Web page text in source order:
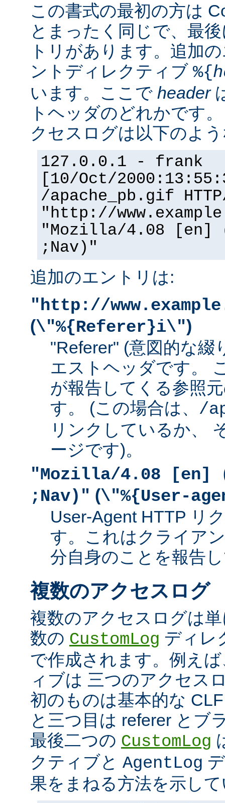
この書式の最初の方は
とまったく同じで、最
トリがあります。追加
ントディレクティブ %{
います。ここで header
トヘッダのどれかです
クセスログは以下のよ
127.0.0.1 - frank
[10/Oct/
/apache_pb.gif
"http://
"Mozilla/4.08 [en]
;Nav)"
追加のエントリは:
"http://
(\"%{Referer}i\")
"Referer" (意図的な綴
エストヘッダです。
が報告してくる参照
す。 (この場合は、 /
リンクしているか、
ージです)。
"Mozilla/4.08 [en]
;Nav)" (\"%{User-
User-Agent HTTP リ
す。これはクライア
分自身のことを報告
複数のアクセスログ
複数のアクセスログは
数の CustomLog ディレ
で作成されます。例え
ィブは 三つのアクセス
初のものは基本的な
と三つ目は referer とブ
最後二つの CustomLog
クティブと AgentLog
果をまねる方法を示し